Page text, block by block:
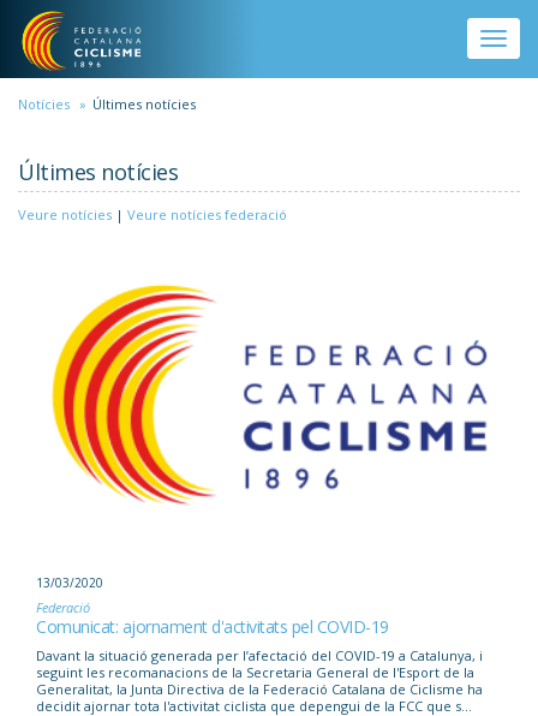
Vés al contingut
Toggle
Notícies Últimes notícies
Últimes notícies
Veure notícies | Veure notícies federació
13/03/2020
Federació
Comunicat: ajornament d'activitats pel COVID-19
Davant la situació generada per l’afectació del COVID-19 a Catalunya, i
seguint les recomanacions de la Secretaria General de l'Esport de la
Generalitat, la Junta Directiva de la Federació Catalana de Ciclisme ha
decidit ajornar tota l'activitat ciclista que depengui de la FCC que s...